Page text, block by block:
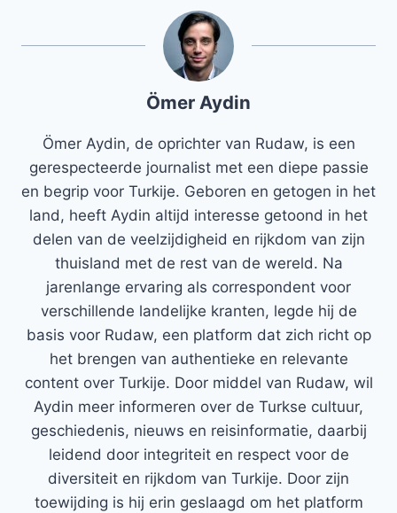
Ömer Aydin
Ömer Aydin, de oprichter van Rudaw, is een
gerespecteerde journalist met een diepe passie
en begrip voor Turkije. Geboren en getogen in het
land, heeft Aydin altijd interesse getoond in het
delen van de veelzijdigheid en rijkdom van zijn
thuisland met de rest van de wereld. Na
jarenlange ervaring als correspondent voor
verschillende landelijke kranten, legde hij de
basis voor Rudaw, een platform dat zich richt op
het brengen van authentieke en relevante
content over Turkije. Door middel van Rudaw, wil
Aydin meer informeren over de Turkse cultuur,
geschiedenis, nieuws en reisinformatie, daarbij
leidend door integriteit en respect voor de
diversiteit en rijkdom van Turkije. Door zijn
toewijding is hij erin geslaagd om het platform